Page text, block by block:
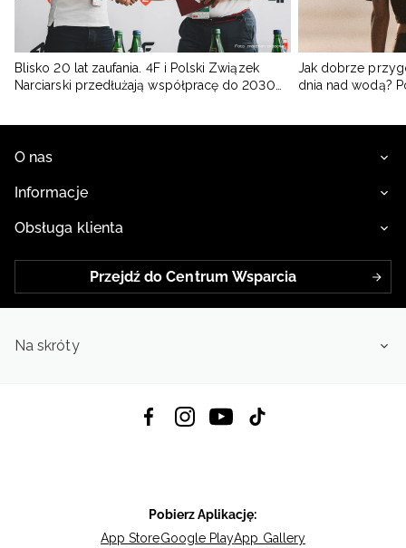
Blisko 20 lat zaufania. 4F i Polski Związek
Narciarski przedłużają współpracę do 2030
Jak dobrze
dnia nad wodą?
O nas
Informacje
Obsługa klienta
Przejdź do Centrum Wsparcia
Na skróty
Pobierz Aplikację:
App StoreGoogle PlayApp Gallery